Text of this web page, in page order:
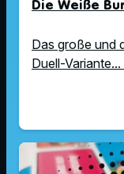
Die Weiße
Das große und
Duell-